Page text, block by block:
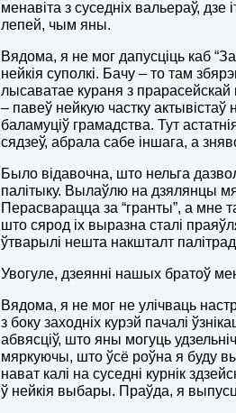
менавіта з суседніх вальераў, дзе
лепей, чым яны.
Вядома, я не мог дапусціць каб
нейкія суполкі. Бачу – то там
лысаватае кураня з прарасейскай
– павеў нейкую частку
баламуціў грамадства. Тут
сядзеў, абрала сабе іншага, а
Было відавочна, што нельга
палітыку. Вылаўлю на дзялянцы
Перасварацца за “гранты”, а мне
што сярод іх выразна сталі
ўтварылі нешта накшталт
Увогуле, дзеянні нашых братоў
Вядома, я не мог не улічваць
з боку заходніх курэй пачалі
абвясціў, што яны могуць
мяркуючы, што ўсё роўна я буду
нават калі на суседні курнік
ў нейкія выбары. Праўда, я